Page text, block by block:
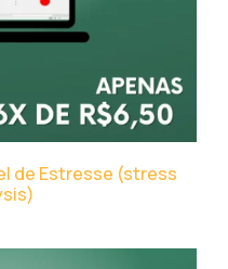
de Estresse (stress